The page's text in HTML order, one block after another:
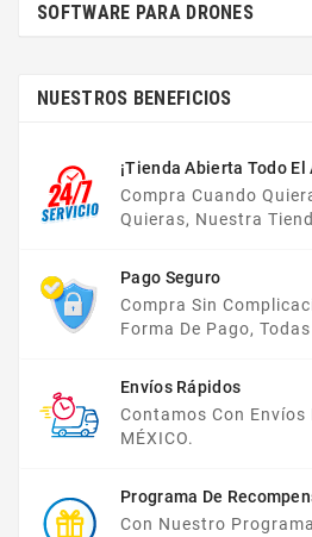
SOFTWARE PARA DRONES
NUESTROS BENEFICIOS
¡Tienda Abierta Todo El
Compra Cuando
Quieras, Nuestra
Pago Seguro
Compra Sin
Forma De Pago,
Envíos Rápidos
Contamos Con Envíos
MÉXICO.
Programa De
Con Nuestro